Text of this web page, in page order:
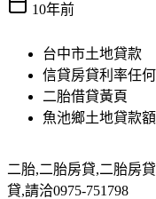
10年前
台中市土地貸款
信貸房貸利率任
二胎借貸黃頁
魚池鄉土地貸款
二胎,二胎房貸,二胎房
貸,請洽0975-751798